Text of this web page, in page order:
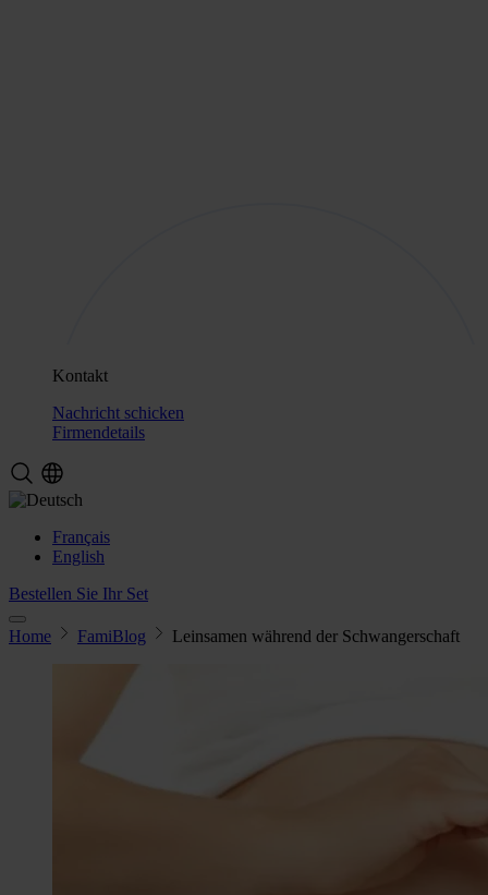
Kontakt
Nachricht schicken
Firmendetails
Français
English
Bestellen Sie Ihr Set
Home FamiBlog Leinsamen während der Schwangerschaft